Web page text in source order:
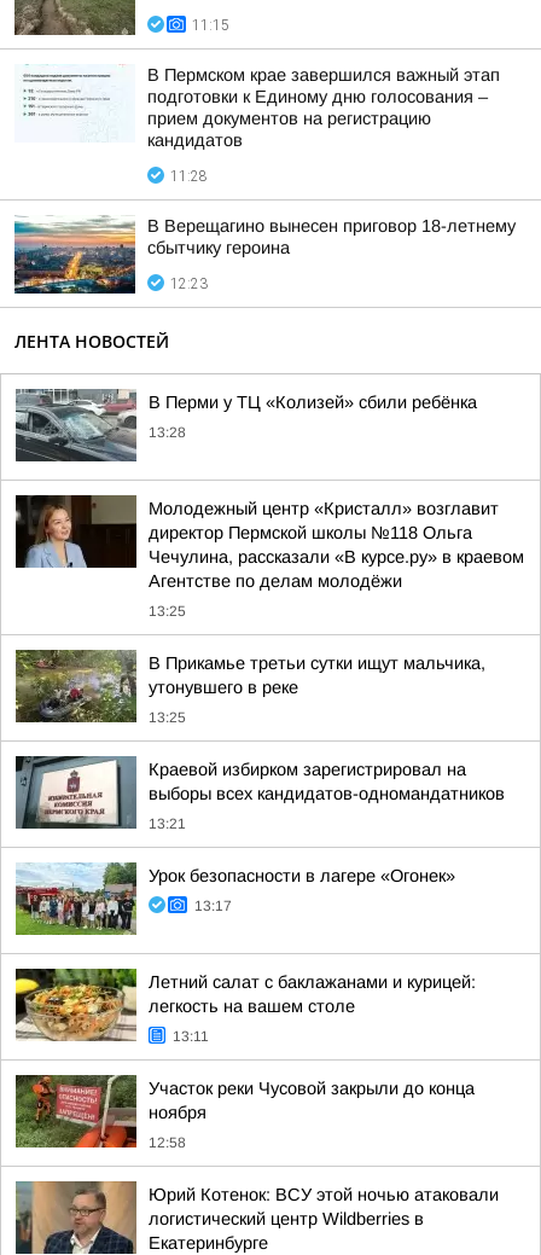
11:15
В Пермском крае завершился важный этап
подготовки к Единому дню голосования –
прием документов на регистрацию
кандидатов
11:28
В Верещагино вынесен приговор 18-летнему
сбытчику героина
12:23
ЛЕНТА НОВОСТЕЙ
В Перми у ТЦ «Колизей» сбили ребёнка
13:28
Молодежный центр «Кристалл» возглавит
директор Пермской школы №118 Ольга
Чечулина, рассказали «В курсе.ру» в краевом
Агентстве по делам молодёжи
13:25
В Прикамье третьи сутки ищут мальчика,
утонувшего в реке
13:25
Краевой избирком зарегистрировал на
выборы всех кандидатов-одномандатников
13:21
Урок безопасности в лагере «Огонек»
13:17
Летний салат с баклажанами и курицей:
легкость на вашем столе
13:11
Участок реки Чусовой закрыли до конца
ноября
12:58
Юрий Котенок: ВСУ этой ночью атаковали
логистический центр Wildberries в
Екатеринбурге